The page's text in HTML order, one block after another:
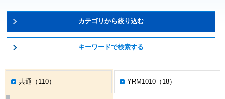
カテゴリから絞り込む
キーワードで検索する
共通（110） YRM1010（18）